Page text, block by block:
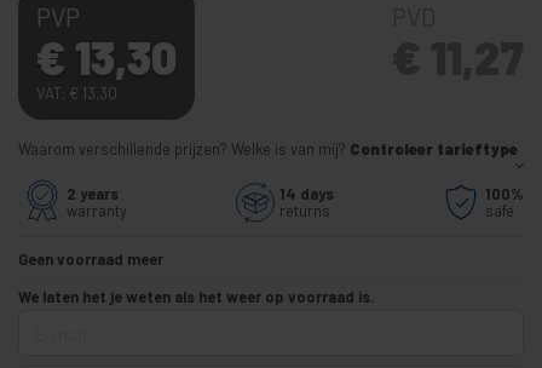
PVP
€ 13,30
VAT: € 13,30
Waarom verschillende prijzen? Welke is van mij? Controleer tarieftype
2 years
warranty
14 days
returns
100%
safe
Geen voorraad meer
We laten het je weten als het weer op voorraad is.